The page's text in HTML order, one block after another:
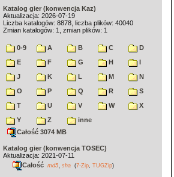
Katalog gier (konwencja Kaz)
Aktualizacja: 2026-07-19
Liczba katalogów: 8878, liczba plików: 40040
Zmian katalogów: 1, zmian plików: 1
0-9 A B C
D
E
F G H
I
J
K L M
N
O
P Q R
S
T
U V W
X
Y
Z
inne
Całość 3074 MB
Katalog gier (konwencja TOSEC)
Aktualizacja: 2021-07-11
Całość md5 sha (7-Zip TUGZip)